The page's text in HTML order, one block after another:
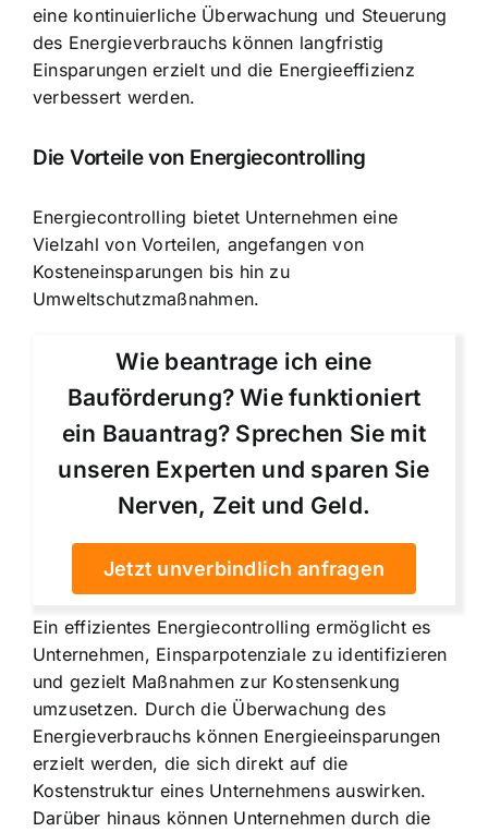
eine kontinuierliche Überwachung und Steuerung
des Energieverbrauchs können langfristig
Einsparungen erzielt und die Energieeffizienz
verbessert werden.
Die Vorteile von Energiecontrolling
Energiecontrolling bietet Unternehmen eine
Vielzahl von Vorteilen, angefangen von
Kosteneinsparungen bis hin zu
Umweltschutzmaßnahmen.
Wie beantrage ich eine
Bauförderung? Wie funktioniert
ein Bauantrag? Sprechen Sie mit
unseren Experten und sparen Sie
Nerven, Zeit und Geld.
Jetzt unverbindlich anfragen
Ein effizientes Energiecontrolling ermöglicht es
Unternehmen, Einsparpotenziale zu identifizieren
und gezielt Maßnahmen zur Kostensenkung
umzusetzen. Durch die Überwachung des
Energieverbrauchs können Energieeinsparungen
erzielt werden, die sich direkt auf die
Kostenstruktur eines Unternehmens auswirken.
Darüber hinaus können Unternehmen durch die